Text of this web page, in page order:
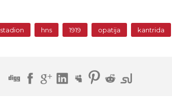
stadion hns 1919 opatija kantrida